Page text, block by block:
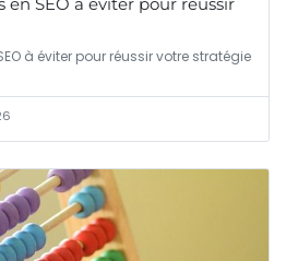
à éviter pour réussir votre stratégie